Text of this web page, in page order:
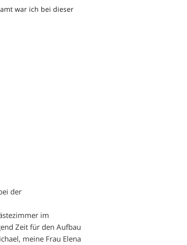
war ich bei dieser
der
im
Zeit für den Aufbau
meine Frau Elena